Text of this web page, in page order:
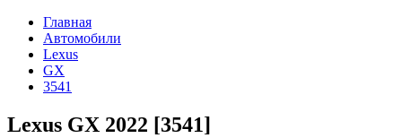
Главная
Автомобили
Lexus
GX
3541
Lexus GX 2022 [3541]